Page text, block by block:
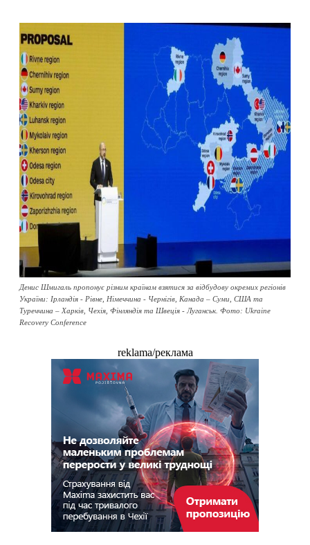
Денис Шмигаль пропонує різним країнам взятися за відбудову окремих регіонів
України: Ірландія - Рівне, Німеччина - Чернігів, Канада – Суми, США та
Туреччина – Харків, Чехія, Фінляндія та Швеція - Луганськ. Фото: Ukraine
Recovery Conference
reklama/реклама